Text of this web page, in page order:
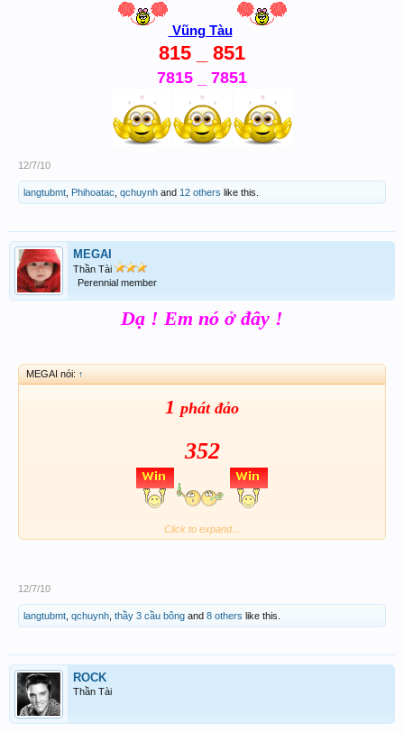
Vũng Tàu
815 _ 851
7815 _ 7851
12/7/10
langtubmt Phihoatac qchuynh and 12 others like this.
MEGAI
Thần Tài
Perennial member
Dạ ! Em nó ở đây !
MEGAI nói: ↑
1 phát đảo
352
Click to expand...
12/7/10
langtubmt qchuynh thầy 3 cầu bông and 8 others like this.
ROCK
Thần Tài